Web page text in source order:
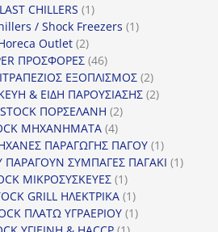
CHILLERS 11
προϊόν
/ Shock Freezers 11
Outlet 22
προϊόντα
ΠΡΟΣΦΟΡΕΣ 4646
προϊόντα
ΕΞΟΠΛΙΣΜΟΣ 22
προϊόντα
& ΕΙΔΗ ΠΑΡΟΥΣΙΑΣΗΣ 22
STOCK ΠΟΡΣΕΛΑΝΗ 22
ΜΗΧΑΝΗΜΑΤΑ 44
προϊόντα
ΠΑΡΑΓΩΓΗΣ ΠΑΓΟΥ 11
προϊόν
ΠΑΡΑΓΟΥΝ ΣΥΜΠΑΓΕΣ ΠΑΓΑΚΙ 11
ΜΙΚΡΟΣΥΣΚΕΥΕΣ 11
προϊόν
GRILL ΗΛΕΚΤΡΙΚΑ 11
προϊόν
ΠΛΑΤΩ ΥΓΡΑΕΡΙΟΥ 11